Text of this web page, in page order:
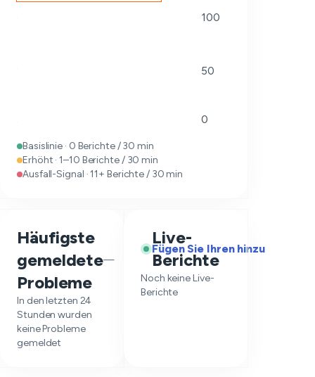
100
50
0
Basislinie · 0 Berichte / 30 min
Erhöht · 1–10 Berichte / 30 min
Ausfall-Signal · 11+ Berichte / 30 min
Häufigste
gemeldete
Probleme
—
In den letzten 24
Stunden wurden
keine Probleme
gemeldet
Live-
Berichte
Fügen Sie Ihren hinzu
Noch keine Live-
Berichte